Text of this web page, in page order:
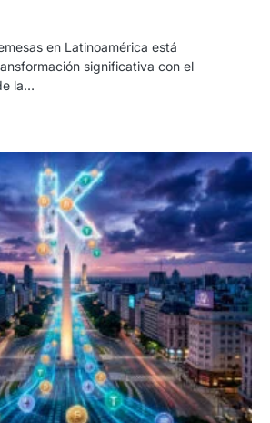
en Latinoamérica está
significativa con el
la…